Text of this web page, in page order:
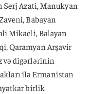
Serj Azati, Manukyan
Babayan
Mikaeli, Balayan
Qaramyan Arşavir
və digərlərinin
ilə Ermənistan
birlik